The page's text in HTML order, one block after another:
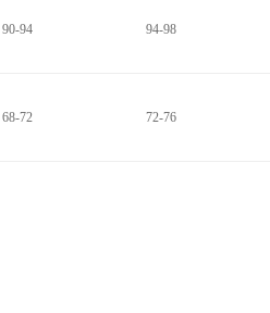
90-94 94-98
68-72 72-76